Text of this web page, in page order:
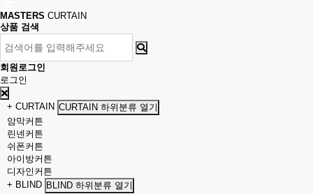
MASTERS CURTAIN
상품 검색
회원로그인
로그인
+ CURTAIN CURTAIN 하위분류 열기
암막커튼
린넨커튼
쉬폰커튼
아이방커튼
디자인커튼
+ BLIND BLIND 하위분류 열기